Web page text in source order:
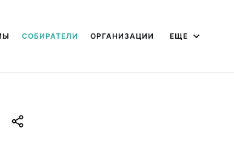
СОБИРАТЕЛИ ОРГАНИЗАЦИИ ЕЩЕ